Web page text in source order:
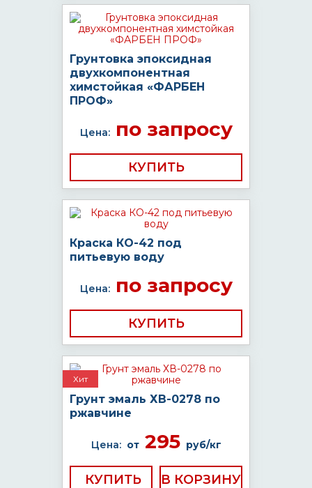
Грунтовка эпоксидная
двухкомпонентная
химстойкая «ФАРБЕН
ПРОФ»
Цена:по запросу
КУПИТЬ
Краска КО-42 под
питьевую воду
Цена:по запросу
КУПИТЬ
Хит
Грунт эмаль ХВ-0278 по
ржавчине
Цена: от295 руб/кг
КУПИТЬ